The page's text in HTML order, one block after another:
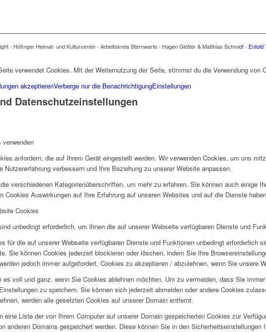
- Höfinger Heimat- und Kulturverein - Arbeitskreis Sternwarte - Hagen Glötter & Matthias Schmidt - Enfold
verwendet Cookies. Mit der Weiternutzung der Seite, stimmst du die Verwendung von
akzeptierenVerberge nur die BenachrichtigungEinstellungen
Datenschutzeinstellungen
verwenden
anfordern, die auf Ihrem Gerät eingestellt werden. Wir verwenden Cookies, um uns
Nutzererfahrung verbessern und Ihre Beziehung zu unserer Website anpassen.
verschiedenen Kategorienüberschriften, um mehr zu erfahren. Sie können auch einige
Cookies Auswirkungen auf Ihre Erfahrung auf unseren Websites und auf die Dienste
Cookies
unbedingt erforderlich, um Ihnen die auf unserer Webseite verfügbaren Dienste und
für die auf unserer Webseite verfügbaren Dienste und Funktionen unbedingt erforderlich
Sie können Cookies jederzeit blockieren oder löschen, indem Sie Ihre
jedoch immer aufgefordert, Cookies zu akzeptieren / abzulehnen, wenn Sie unsere
es voll und ganz, wenn Sie Cookies ablehnen möchten. Um zu vermeiden, dass Sie
zu speichern. Sie können sich jederzeit abmelden oder andere Cookies
werden alle gesetzten Cookies auf unserer Domain entfernt.
eine Liste der von Ihrem Computer auf unserer Domain gespeicherten Cookies zur
anderen Domains gespeichert werden. Diese können Sie in den Sicherheitseinstellungen